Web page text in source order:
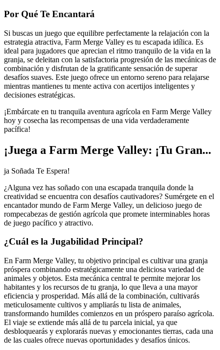
Por Qué Te Encantará
Si buscas un juego que equilibre perfectamente la relajación con la
estrategia atractiva, Farm Merge Valley es tu escapada idílica. Es
ideal para jugadores que aprecian el ritmo tranquilo de la vida en la
granja, se deleitan con la satisfactoria progresión de las mecánicas de
combinación y disfrutan de la gratificante sensación de superar
desafíos suaves. Este juego ofrece un entorno sereno para relajarse
mientras mantienes tu mente activa con acertijos inteligentes y
decisiones estratégicas.
¡Embárcate en tu tranquila aventura agrícola en Farm Merge Valley
hoy y cosecha las recompensas de una vida verdaderamente
pacífica!
¡Juega a Farm Merge Valley: ¡Tu Gran...
ja Soñada Te Espera!
¿Alguna vez has soñado con una escapada tranquila donde la
creatividad se encuentra con desafíos cautivadores? Sumérgete en el
encantador mundo de Farm Merge Valley, un delicioso juego de
rompecabezas de gestión agrícola que promete interminables horas
de juego pacífico y atractivo.
¿Cuál es la Jugabilidad Principal?
En Farm Merge Valley, tu objetivo principal es cultivar una granja
próspera combinando estratégicamente una deliciosa variedad de
animales y objetos. Esta mecánica central te permite mejorar los
habitantes y los recursos de tu granja, lo que lleva a una mayor
eficiencia y prosperidad. Más allá de la combinación, cultivarás
meticulosamente cultivos y ampliarás tu lista de animales,
transformando humildes comienzos en un próspero paraíso agrícola.
El viaje se extiende más allá de tu parcela inicial, ya que
desbloquearás y explorarás nuevas y emocionantes tierras, cada una
de las cuales ofrece nuevas oportunidades y desafíos únicos.